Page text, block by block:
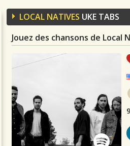
LOCAL NATIVES UKE TABS
Jouez des chansons de Local
9